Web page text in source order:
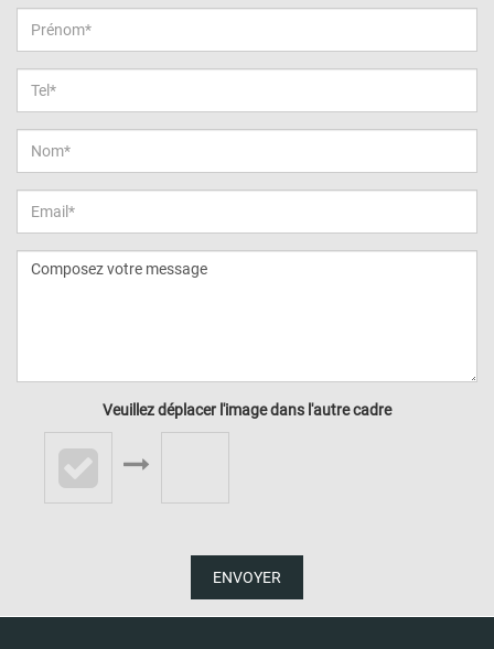
Veuillez déplacer l'image dans l'autre cadre
ENVOYER